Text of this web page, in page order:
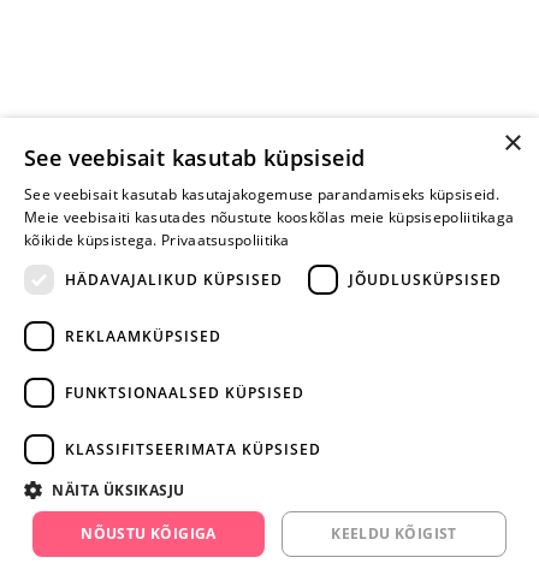
facebook.com/yesyes.ee
Instagram/yesyes.ee
×
See veebisait kasutab küpsiseid
See veebisait kasutab kasutajakogemuse parandamiseks küpsiseid.
Meie veebisaiti kasutades nõustute kooskõlas meie küpsisepoliitikaga
kõikide küpsistega. Privaatsuspoliitika
HÄDAVAJALIKUD KÜPSISED
JÕUDLUSKÜPSISED
REKLAAMKÜPSISED
FUNKTSIONAALSED KÜPSISED
KLASSIFITSEERIMATA KÜPSISED
NÄITA ÜKSIKASJU
NÕUSTU KÕIGIGA KEELDU KÕIGIST